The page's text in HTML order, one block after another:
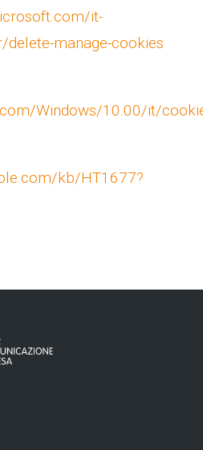
it-
manage-cookies
Windows/10.00/it/
kb/HT1677?